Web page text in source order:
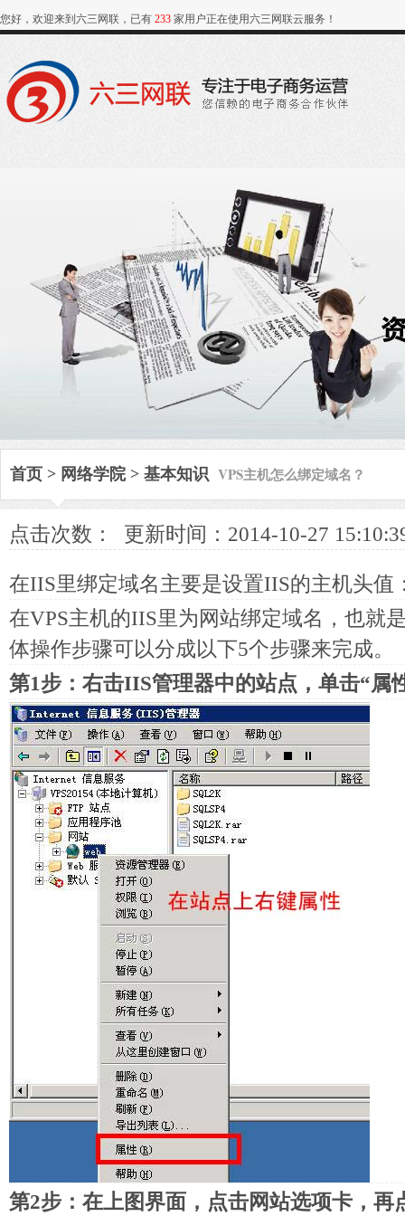
您好，欢迎来到六三网联，已有 233 家用户正在使用六三网联云服务！
首页 > 网络学院> 基本知识 VPS主机怎么绑定域名？
点击次数： 更新时间：2014-10-27
在IIS里绑定域名主要是设置IIS的主机头值
在VPS主机的IIS里为网站绑定域名，也就
体操作步骤可以分成以下5个步骤来完成。
第1步：右击IIS管理器中的站点，单击“属
第2步：在上图界面，点击网站选项卡，再